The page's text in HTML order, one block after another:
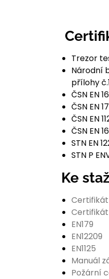
Trezor
Národní
přílohy
ČSN EN
ČSN EN
ČSN EN
ČSN EN
STN EN
STN P
Ke
Certifikát
EN179
EN12209
EN1125
Manuál
Požární